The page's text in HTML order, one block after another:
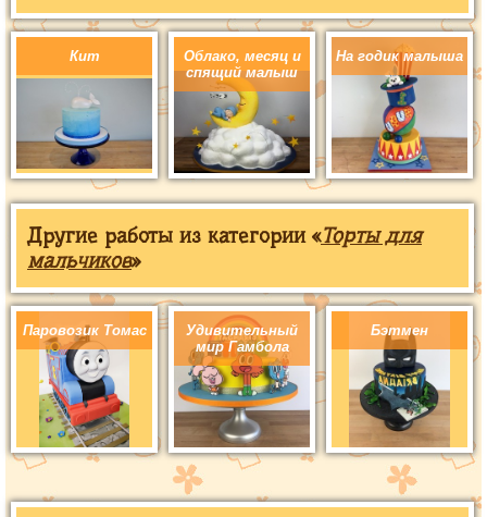
Кит
Облако, месяц и
спящий малыш
На годик малыша
Другие работы из категории «Торты для
мальчиков»
Паровозик Томас
Удивительный
мир Гамбола
Бэтмен